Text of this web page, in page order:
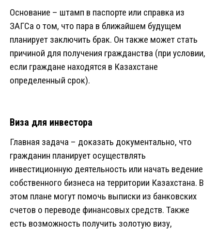
Основание – штамп в паспорте или справка из
ЗАГСа о том, что пара в ближайшем будущем
планирует заключить брак. Он также может стать
причиной для получения гражданства (при условии,
если граждане находятся в Казахстане
определенный срок).
Виза для инвестора
Главная задача – доказать документально, что
гражданин планирует осуществлять
инвестиционную деятельность или начать ведение
собственного бизнеса на территории Казахстана. В
этом плане могут помочь выписки из банковских
счетов о переводе финансовых средств. Также
есть возможность получить золотую визу,